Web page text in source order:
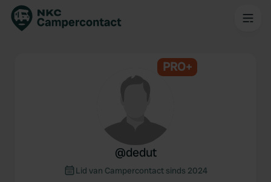
PRO+
@dedut
Lid van Campercontact sinds 2024